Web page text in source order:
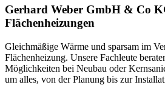
Gerhard Weber GmbH & Co
Flächenheizungen
Gleichmäßige Wärme und sparsam im
Flächenheizung. Unsere Fachleute
Möglichkeiten bei Neubau oder
um alles, von der Planung bis zur